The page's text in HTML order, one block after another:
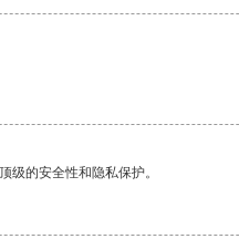
级的安全性和隐私保护。